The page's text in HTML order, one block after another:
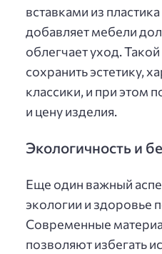
вставками из
добавляет мебели
облегчает уход.
сохранить эстетику,
классики, и при этом
и цену изделия.
Экологичность и
Еще один важный
экологии и здоровье
Современные
позволяют избегать